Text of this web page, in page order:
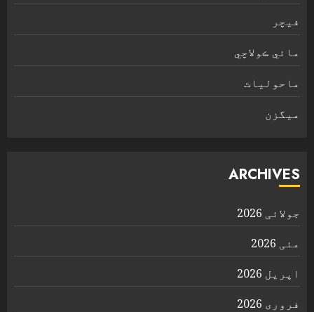
فیچر
مائي ڪولاچي
ماحولیات
ميگزن
ARCHIVES
جولائی 2026
مئی 2026
اپریل 2026
فروری 2026